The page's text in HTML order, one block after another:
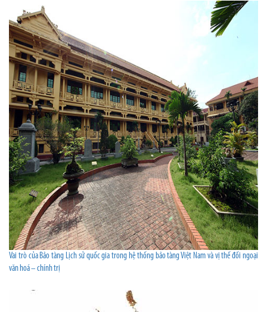
Vai trò của Bảo tàng Lịch sử quốc gia trong hệ thống bảo tàng Việt Nam và vị thế đối ngoại
văn hoá – chính trị